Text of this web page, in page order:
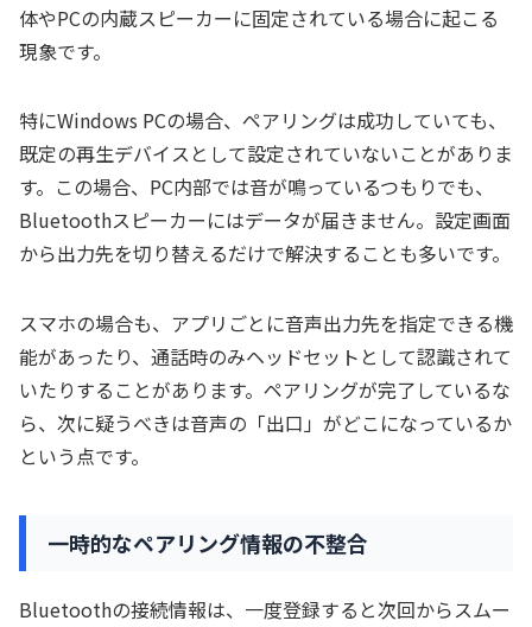
体やPCの内蔵スピーカーに固定されている場合に起こる
現象です。
特にWindows PCの場合、ペアリングは成功していても、
既定の再生デバイスとして設定されていないことがありま
す。この場合、PC内部では音が鳴っているつもりでも、
Bluetoothスピーカーにはデータが届きません。設定画面
から出力先を切り替えるだけで解決することも多いです。
スマホの場合も、アプリごとに音声出力先を指定できる機
能があったり、通話時のみヘッドセットとして認識されて
いたりすることがあります。ペアリングが完了しているな
ら、次に疑うべきは音声の「出口」がどこになっているか
という点です。
一時的なペアリング情報の不整合
Bluetoothの接続情報は、一度登録すると次回からスムー